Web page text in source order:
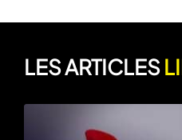
LES ARTICLES